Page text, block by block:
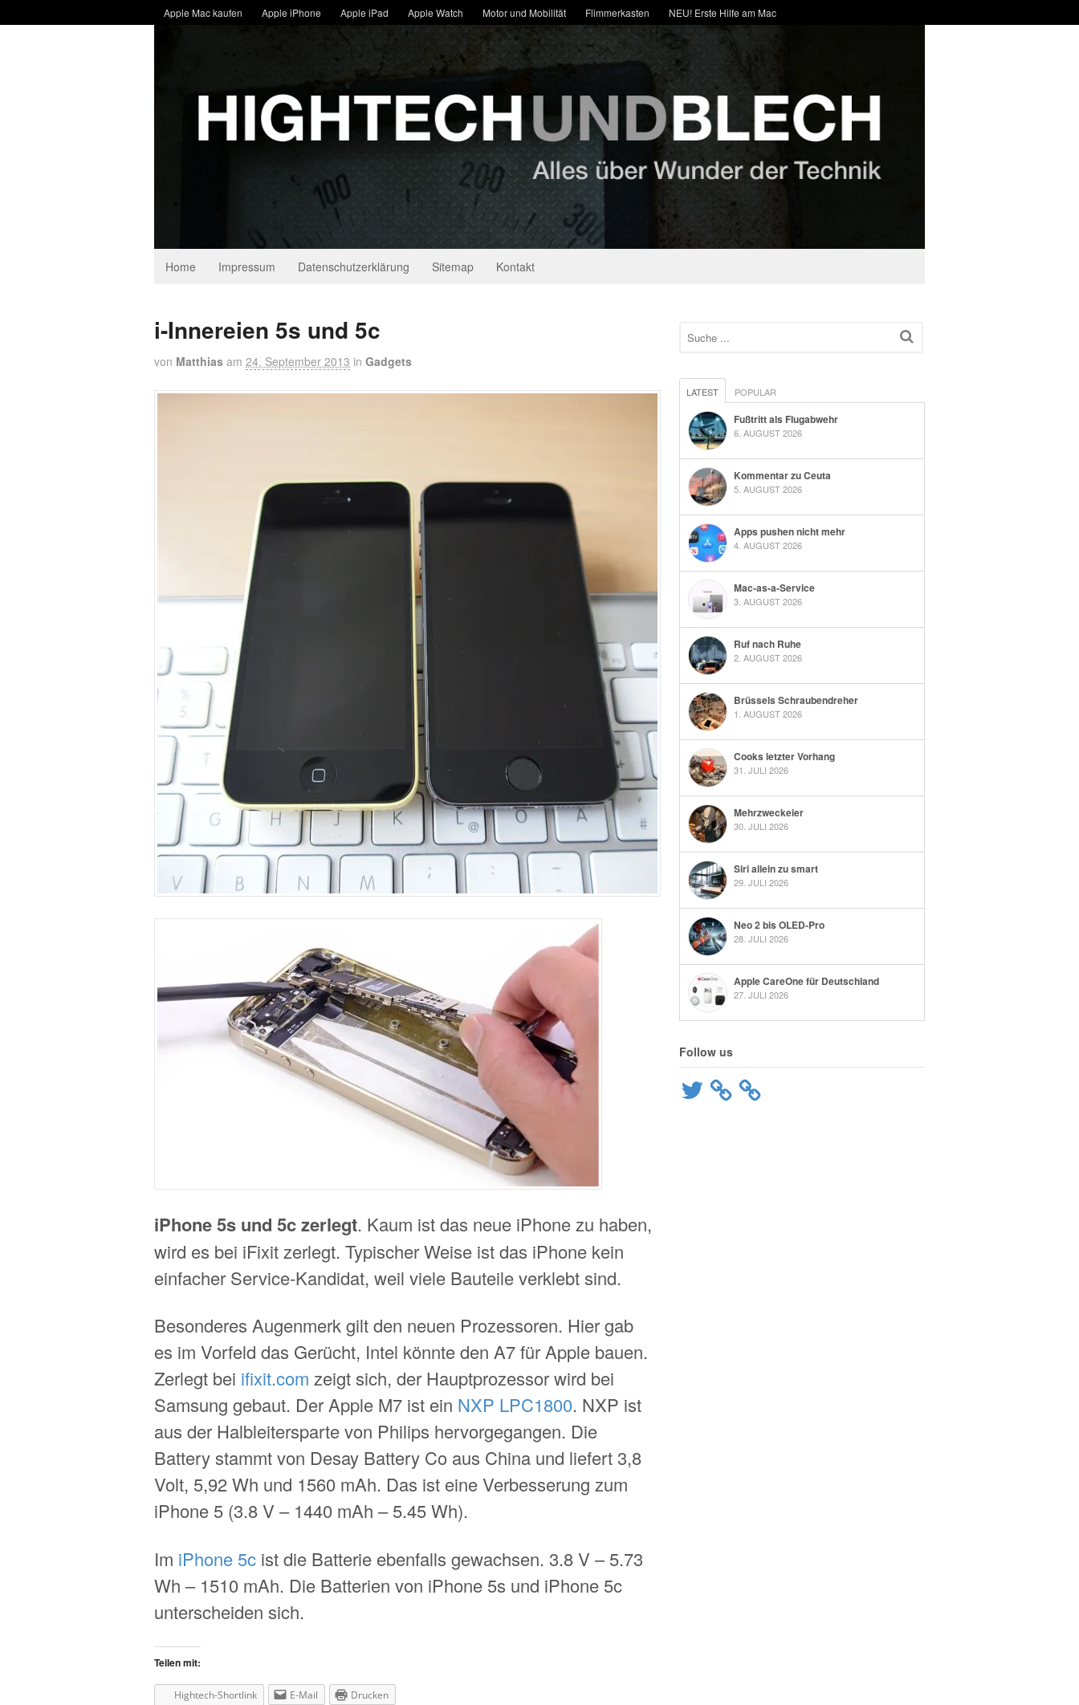
Apple Mac kaufen Apple iPhone Apple iPad Apple Watch Motor und Mobilität Flimmerkasten NEU! Erste Hilfe am Mac
Home Impressum Datenschutzerklärung Sitemap Kontakt
i-Innereien 5s und 5c
von Matthias am 24. September 2013 in Gadgets
iPhone 5s und 5c zerlegt. Kaum ist das neue iPhone zu haben,
wird es bei iFixit zerlegt. Typischer Weise ist das iPhone kein
einfacher Service-Kandidat, weil viele Bauteile verklebt sind.
Besonderes Augenmerk gilt den neuen Prozessoren. Hier gab
es im Vorfeld das Gerücht, Intel könnte den A7 für Apple bauen.
Zerlegt bei ifixit.com zeigt sich, der Hauptprozessor wird bei
Samsung gebaut. Der Apple M7 ist ein NXP LPC1800. NXP ist
aus der Halbleitersparte von Philips hervorgegangen. Die
Battery stammt von Desay Battery Co aus China und liefert 3,8
Volt, 5,92 Wh und 1560 mAh. Das ist eine Verbesserung zum
iPhone 5 (3.8 V – 1440 mAh – 5.45 Wh).
Im iPhone 5c ist die Batterie ebenfalls gewachsen. 3.8 V – 5.73
Wh – 1510 mAh. Die Batterien von iPhone 5s und iPhone 5c
unterscheiden sich.
Teilen mit:
Hightech-Shortlink E-Mail Drucken
LATEST POPULAR
Fußtritt als Flugabwehr
6. AUGUST 2026
Kommentar zu Ceuta
5. AUGUST 2026
Apps pushen nicht mehr
4. AUGUST 2026
Mac-as-a-Service
3. AUGUST 2026
Ruf nach Ruhe
2. AUGUST 2026
Brüssels Schraubendreher
1. AUGUST 2026
Cooks letzter Vorhang
31. JULI 2026
Mehrzweckeier
30. JULI 2026
Siri allein zu smart
29. JULI 2026
Neo 2 bis OLED-Pro
28. JULI 2026
Apple CareOne für Deutschland
27. JULI 2026
Follow us
Twitter